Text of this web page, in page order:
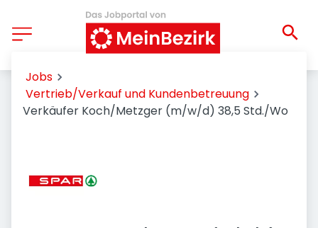
Jobs
Vertrieb/Verkauf und Kundenbetreuung
Verkäufer Koch/Metzger (m/w/d) 38,5 Std./Wo